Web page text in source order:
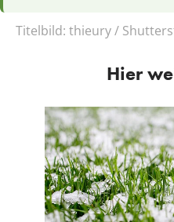
Titelbild: thieury /
Hier